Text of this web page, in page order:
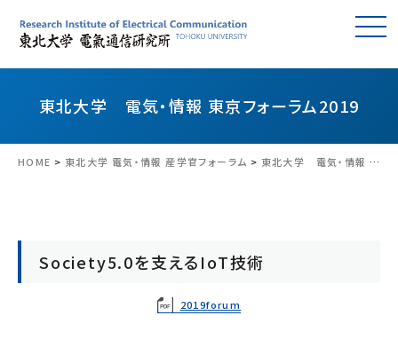
東北大学 電気・情報 東京フォーラム2019
HOME > 東北大学 電気・情報 産学官フォーラム > 東北大学 電気・情報 東京フォーラム2019
Society5.0を支えるIoT技術
2019forum